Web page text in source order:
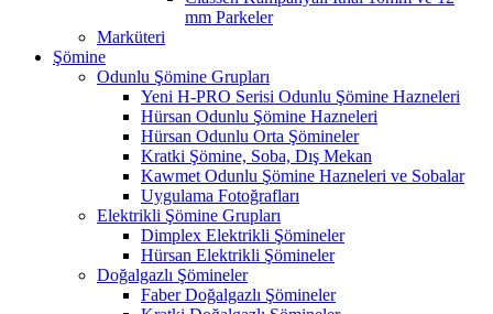
mm Parkeler
Marküteri
Şömine
Odunlu Şömine Grupları
Yeni H-PRO Serisi Odunlu Şömine Hazneleri
Hürsan Odunlu Şömine Hazneleri
Hürsan Odunlu Orta Şömineler
Kratki Şömine, Soba, Dış Mekan
Kawmet Odunlu Şömine Hazneleri ve Sobalar
Uygulama Fotoğrafları
Elektrikli Şömine Grupları
Dimplex Elektrikli Şömineler
Hürsan Elektrikli Şömineler
Doğalgazlı Şömineler
Faber Doğalgazlı Şömineler